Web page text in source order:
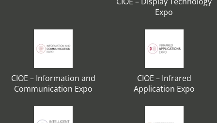
Expo
CIOE – Information and
Communication Expo
CIOE – Infrared
Application Expo